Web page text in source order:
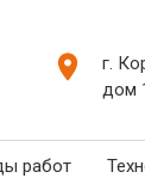
г.
дом
работ